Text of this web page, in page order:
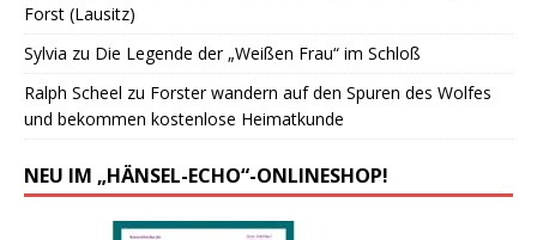
Forst (Lausitz)
Sylvia zu Die Legende der „Weißen Frau“ im Schloß
Ralph Scheel zu Forster wandern auf den Spuren des Wolfes
und bekommen kostenlose Heimatkunde
NEU IM „HÄNSEL-ECHO“-ONLINESHOP!